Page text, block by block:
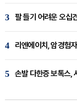
3
4 리엔에이치, 암경험
5